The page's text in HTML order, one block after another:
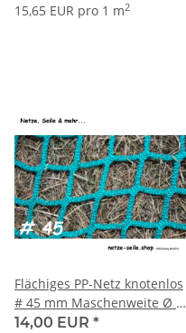
15,65 EUR pro 1 m2
Flächiges PP-Netz knotenlos
# 45 mm Maschenweite Ø 5
mm Garnstärke
14,00 EUR *